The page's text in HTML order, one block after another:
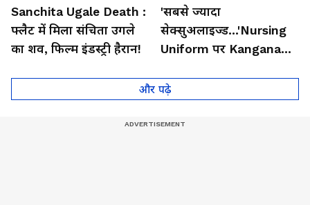
Sanchita Ugale Death :
फ्लैट में मिला संचिता उगले
का शव, फिल्म इंडस्ट्री हैरान!
'सबसे ज्यादा
सेक्सुअलाइज्ड...'Nursing
Uniform पर Kangana
वाला बयान
और पढ़े